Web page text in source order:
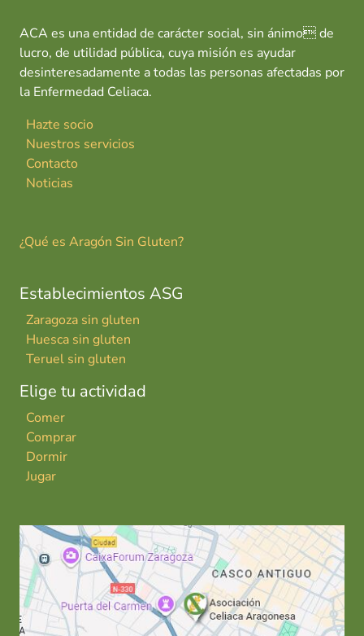
ACA es una entidad de carácter social, sin ánimo de
lucro, de utilidad pública, cuya misión es ayudar
desinteresadamente a todas las personas afectadas por
la Enfermedad Celiaca.
Hazte socio
Nuestros servicios
Contacto
Noticias
¿Qué es Aragón Sin Gluten?
Establecimientos ASG
Zaragoza sin gluten
Huesca sin gluten
Teruel sin gluten
Elige tu actividad
Comer
Comprar
Dormir
Jugar